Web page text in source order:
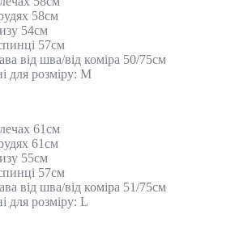
58см
54см
57см
від шва/від коміра 50/75см
для розміру: М
61см
61см
55см
57см
від шва/від коміра 51/75см
для розміру: L